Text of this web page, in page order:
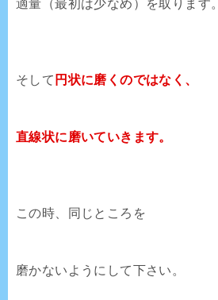
適量（最初は少なめ）を取ります。
そして 円状に磨くのではなく、
直線状に磨いていきます。
この時、同じところを
磨かないようにして下さい。